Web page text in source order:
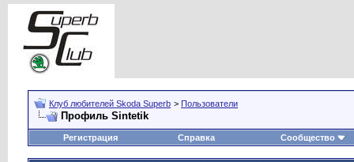
Клуб любителей Skoda Superb > Пользователи
Профиль Sintetik
Регистрация Справка Сообщество